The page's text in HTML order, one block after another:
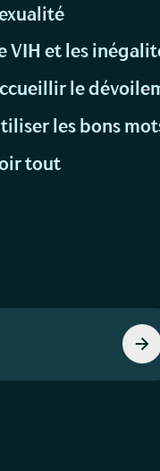
VIH et les
le
les bons
tout